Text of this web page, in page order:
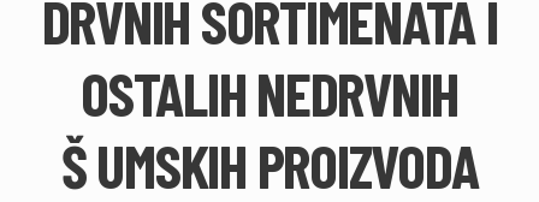
DRVNIH SORTIMENATA I
OSTALIH NEDRVNIH
Š UMSKIH PROIZVODA